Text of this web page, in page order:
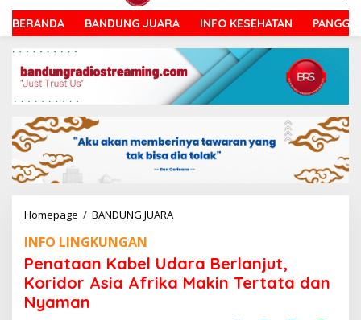
konten
BERANDA BANDUNG JUARA INFO KESEHATAN
Homepage / BANDUNG JUARAPenataan
Berlanjut,
Koridor
Asia
INFO LINGKUNGAN
Penataan Kabel Udara Berlanjut,
Koridor Asia Afrika Makin Tertata dan
Nyaman